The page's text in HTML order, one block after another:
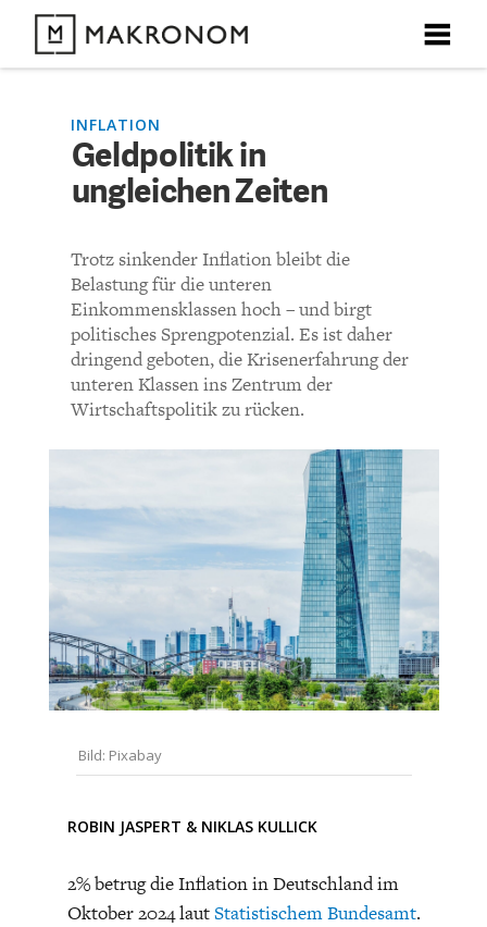
X
ARTIKEL
FEATURES
THEMEN
NEWSLETTER
ABO/LOGIN
X
Unser kostenloser Newsletter informiert Sie über unsere
neuesten Beiträge.
X
ECONOMISTS FOR FUTURE
X
CHARTBOOK
DEUTSCHLAND
INFLATION
Geldpolitik in
ungleichen Zeiten
Trotz sinkender Inflation bleibt die
Belastung für die unteren
Einkommensklassen hoch – und birgt
politisches Sprengpotenzial. Es ist daher
dringend geboten, die Krisenerfahrung der
unteren Klassen ins Zentrum der
Wirtschaftspolitik zu rücken.
Bild: Pixabay
ROBIN JASPERT & NIKLAS KULLICK
2% betrug die Inflation in Deutschland im
Oktober 2024 lautStatistischem Bundesamt.
X
KOMMENTARE ZU
Geldpolitik in ungleichen
KOMMENTIEREN (VIA EMAIL)
Richtlinien
Bisher noch kein Kommentar.